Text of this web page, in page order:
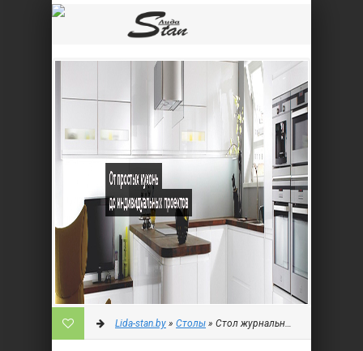
Lida-stan.by » Столы » Стол журнальный комбинированный СВ01-018